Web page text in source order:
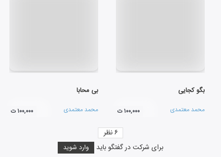
بگو کجایی
محمد معتمدی ۱۰۰,۰۰۰ ت
بی محابا
محمد معتمدی ۱۰۰,۰۰۰ ت
برای شرکت در گفتگو باید وارد شوید
۶نظر